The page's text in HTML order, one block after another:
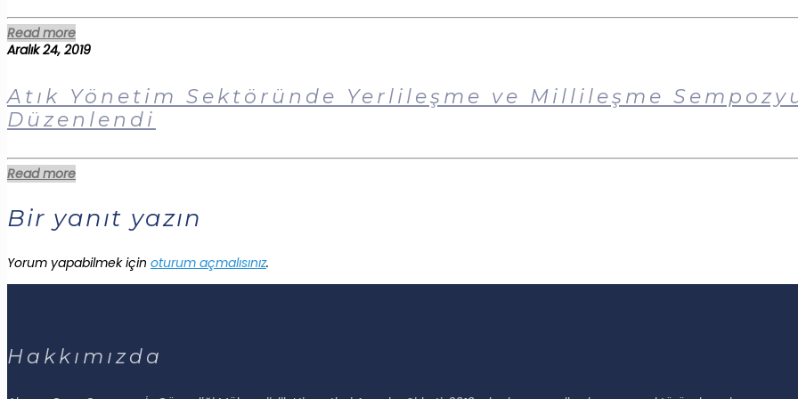
Read more
Aralık 24, 2019
Atık Yönetim Sektöründe Yerlileşme ve Millileşme
Düzenlendi
Read more
Bir yanıt yazın
Yorum yapabilmek için oturum açmalısınız.
Hakkımızda